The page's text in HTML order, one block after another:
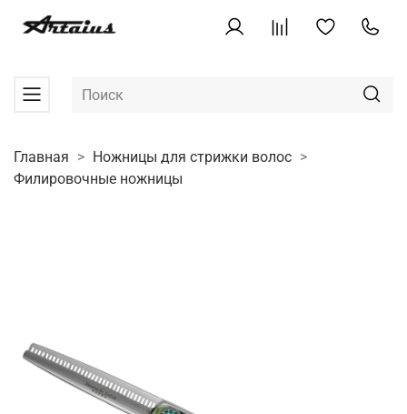
Главная
Ножницы для стрижки волос
Филировочные ножницы